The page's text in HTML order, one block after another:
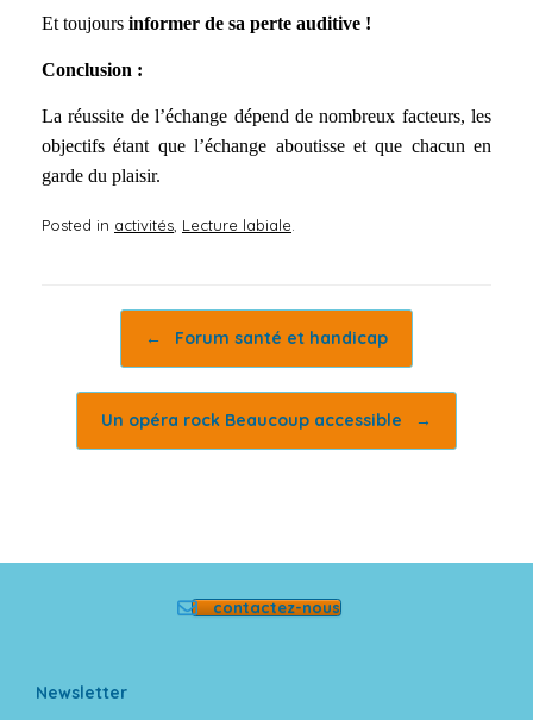
Et toujours informer de sa perte auditive !
Conclusion :
La réussite de l’échange dépend de nombreux facteurs, les
objectifs étant que l’échange aboutisse et que chacun en
garde du plaisir.
Posted in activités Lecture labiale
← Forum santé et handicap
Un opéra rock Beaucoup accessible →
contactez-nous
Newsletter